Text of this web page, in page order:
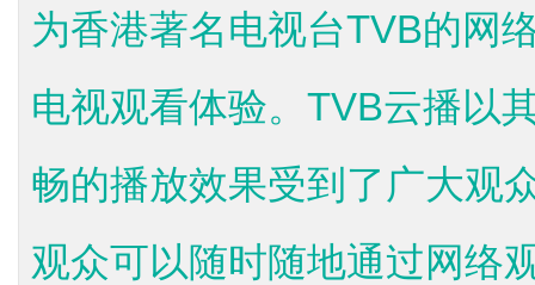
为香港著名电视台TVB的网
电视观看体验。TVB云播以
畅的播放效果受到了广大观
观众可以随时随地通过网络